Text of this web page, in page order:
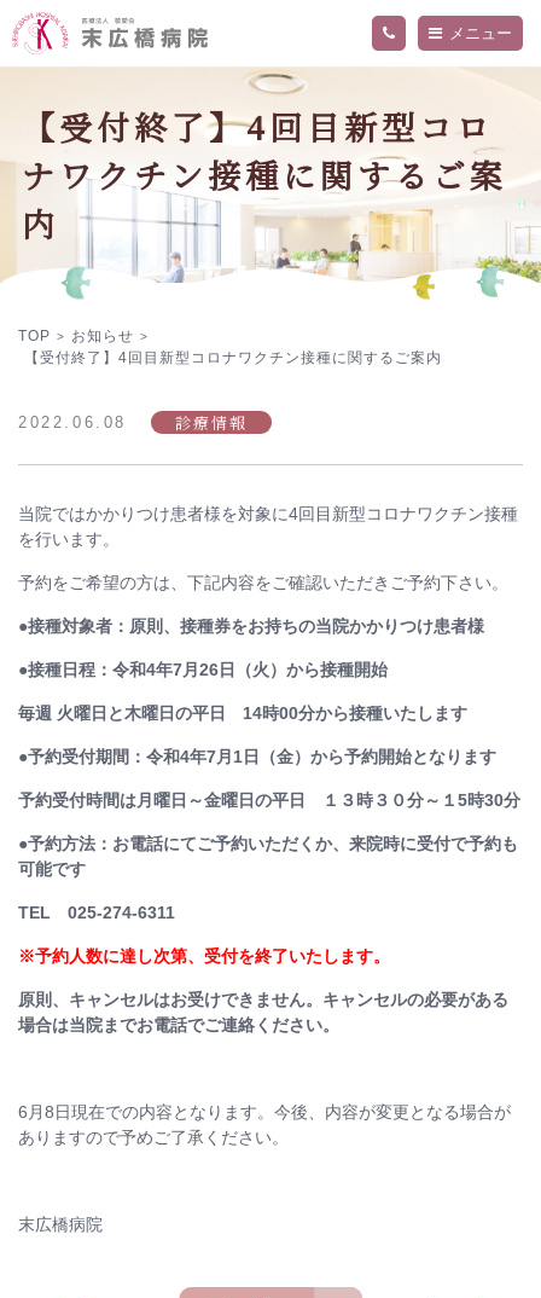
ご挨拶
病院概要
交通アクセス
フロア案内
関連施設
院内の活動・取り組み
当院の医療について詳しく知りたい方へ
外来・入院案内
精神科外来
内科外来
入院のご案内
診療科・部門
医師
デイケアセンター「ねむの木」
お知らせ
採用情報
メニュー
【受付終了】4回目新型コロ
ナワクチン接種に関するご案
内
TOP > お知らせ >
【受付終了】4回目新型コロナワクチン接種に関するご案内
2022.06.08 診療情報
当院ではかかりつけ患者様を対象に4回目新型コロナワクチン接種
を行います。
予約をご希望の方は、下記内容をご確認いただきご予約下さい。
●接種対象者：原則、接種券をお持ちの当院かかりつけ患者様
●接種日程：令和4年7月26日（火）から接種開始
毎週 火曜日と木曜日の平日 14時00分から接種いたします
●予約受付期間：令和4年7月1日（金）から予約開始となります
予約受付時間は月曜日～金曜日の平日 １３時３０分～１5時30分
●予約方法：お電話にてご予約いただくか、来院時に受付で予約も
可能です
TEL 025-274-6311
※予約人数に達し次第、 受付を終了いたします。
原則、キャンセルはお受けできません。キャンセルの必要がある
場合は当院までお電話でご連絡ください。
6月8日現在での内容となります。今後、内容が変更となる場合が
ありますので予めご了承ください。
末広橋病院